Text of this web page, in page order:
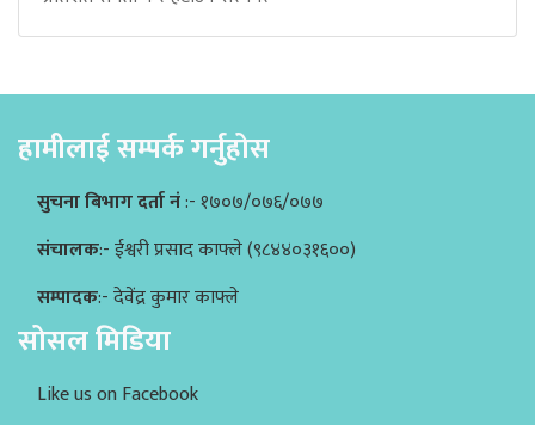
हामीलाई सम्पर्क गर्नुहोस
सुचना बिभाग दर्ता नं:- १७०७/०७६/०७७
संचालक:- ईश्वरी प्रसाद काफ्ले (९८४४०३१६००)
सम्पादक:- देवेंद्र कुमार काफ्ले
सोसल मिडिया
Like us on Facebook